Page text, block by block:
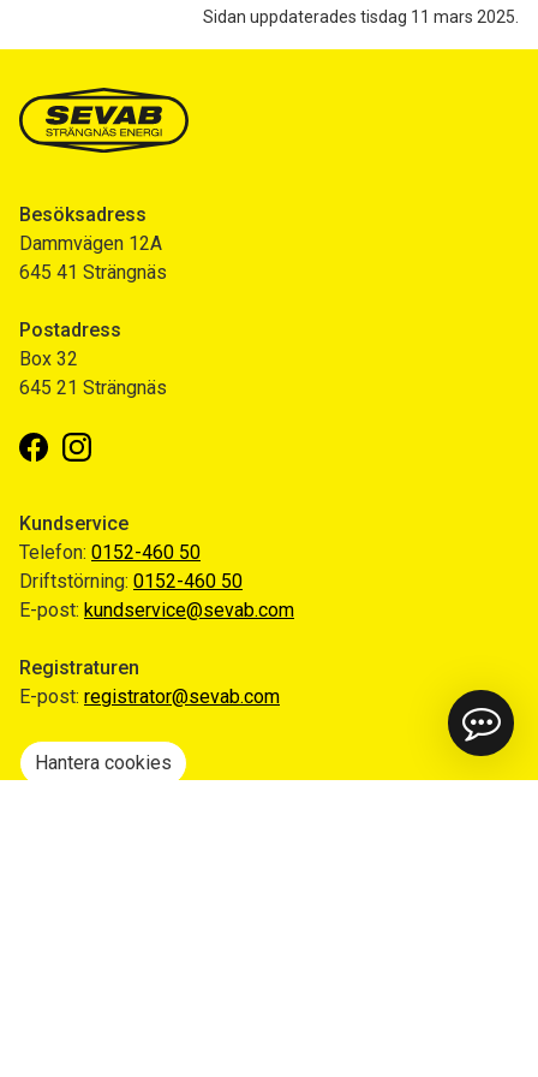
Sidan uppdaterades tisdag 11 mars 2025.
Besöksadress
Dammvägen 12A
645 41 Strängnäs
Postadress
Box 32
645 21 Strängnäs
FacebookInstagram
Kundservice
Telefon: 0152-460 50
Driftstörning: 0152-460 50
E-post: kundservice@sevab.com
Registraturen
E-post: registrator@sevab.com
Hantera cookies